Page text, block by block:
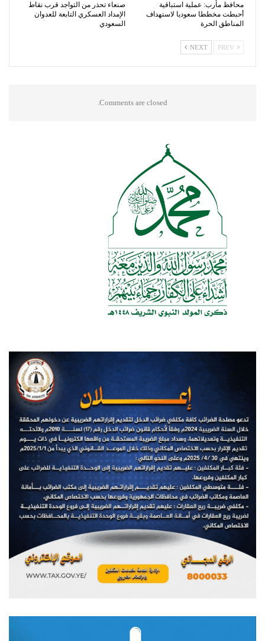
محافظ مأرب: عملية استباقية
أحبطت مخططا سعوديا لاستهداف
المناطق الحرة
صنعاء تحذر من التواجد قرب نقاط
الإمداد العسكري التابعة للعدوان
السعودي
NEXT
Comments are closed.